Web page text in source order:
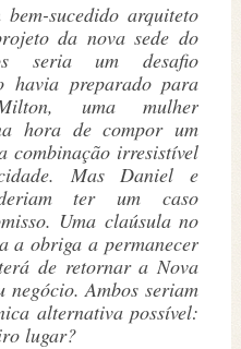
sucedido arquiteto
da nova sede do
seria um desafio
havia preparado para
uma mulher
hora de compor um
combinação irresistível
Mas Daniel e
ter um caso
Uma claúsula no
a obriga a permanecer
de retornar a Nova
Ambos seriam
alternativa possível:
lugar?